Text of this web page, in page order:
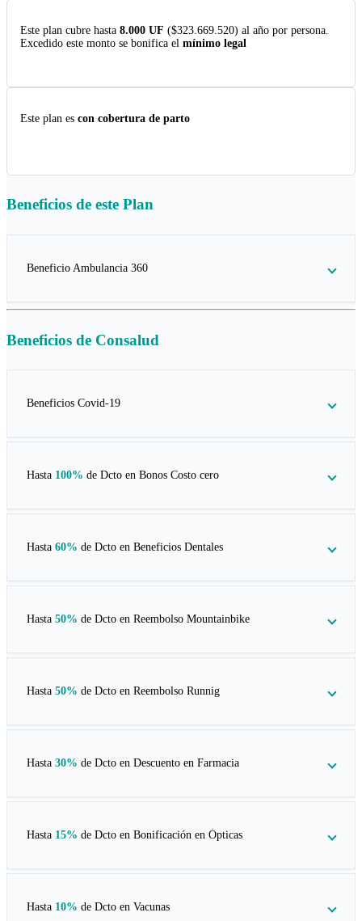
Este plan cubre hasta 8.000 UF ($323.669.520) al año por persona.
Excedido este monto se bonifica el mínimo legal
Este plan es con cobertura de parto
Beneficios de este Plan
Beneficio Ambulancia 360
Beneficios de Consalud
Beneficios Covid-19
Hasta 100% de Dcto en Bonos Costo cero
Hasta 60% de Dcto en Beneficios Dentales
Hasta 50% de Dcto en Reembolso Mountainbike
Hasta 50% de Dcto en Reembolso Runnig
Hasta 30% de Dcto en Descuento en Farmacia
Hasta 15% de Dcto en Bonificación en Ópticas
Hasta 10% de Dcto en Vacunas